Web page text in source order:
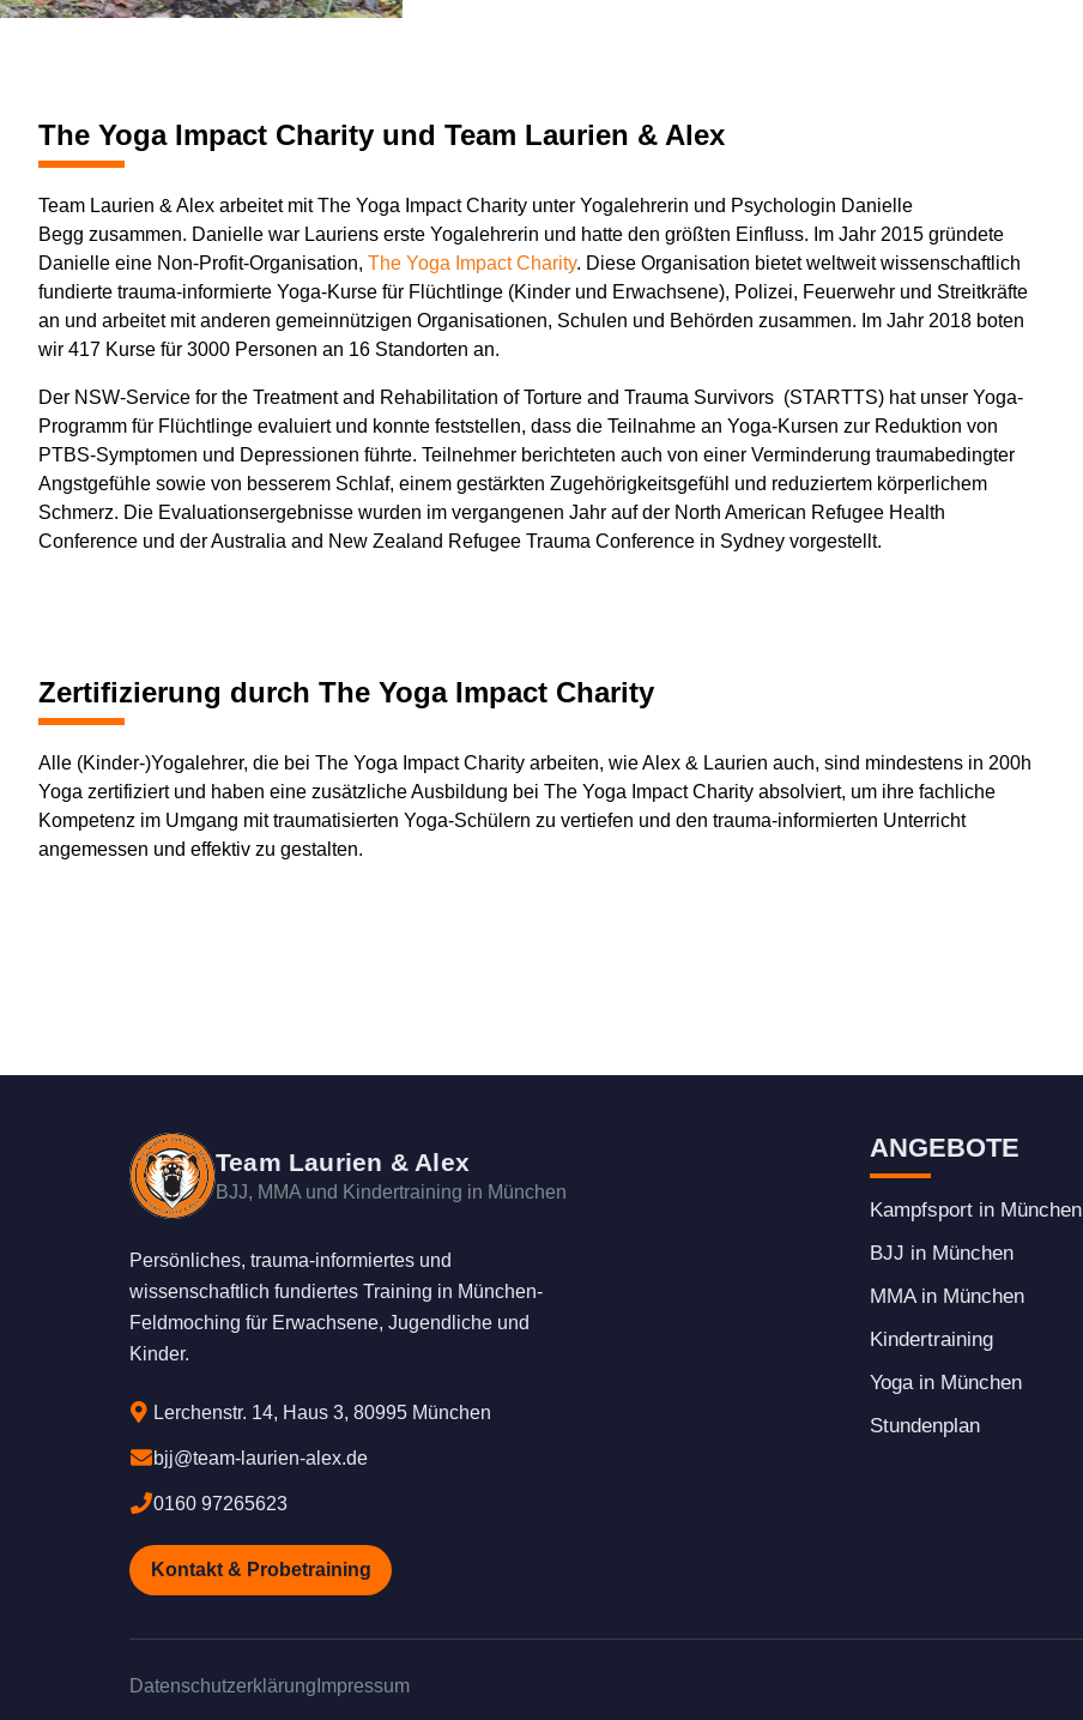
The Yoga Impact Charity und Team Laurien & Alex
Team Laurien & Alex arbeitet mit The Yoga Impact Charity unter Yogalehrerin und Psychologin Danielle
Begg zusammen. Danielle war Lauriens erste Yogalehrerin und hatte den größten Einfluss. Im Jahr 2015 gründete
Danielle eine Non-Profit-Organisation, The Yoga Impact Charity. Diese Organisation bietet weltweit wissenschaftlich
fundierte trauma-informierte Yoga-Kurse für Flüchtlinge (Kinder und Erwachsene), Polizei, Feuerwehr und Streitkräfte
an und arbeitet mit anderen gemeinnützigen Organisationen, Schulen und Behörden zusammen. Im Jahr 2018 boten
wir 417 Kurse für 3000 Personen an 16 Standorten an.
Der NSW-Service for the Treatment and Rehabilitation of Torture and Trauma Survivors (STARTTS) hat unser Yoga-
Programm für Flüchtlinge evaluiert und konnte feststellen, dass die Teilnahme an Yoga-Kursen zur Reduktion von
PTBS-Symptomen und Depressionen führte. Teilnehmer berichteten auch von einer Verminderung traumabedingter
Angstgefühle sowie von besserem Schlaf, einem gestärkten Zugehörigkeitsgefühl und reduziertem körperlichem
Schmerz. Die Evaluationsergebnisse wurden im vergangenen Jahr auf der North American Refugee Health
Conference und der Australia and New Zealand Refugee Trauma Conference in Sydney vorgestellt.
Zertifizierung durch The Yoga Impact Charity
Alle (Kinder-)Yogalehrer, die bei The Yoga Impact Charity arbeiten, wie Alex & Laurien auch, sind mindestens in 200h
Yoga zertifiziert und haben eine zusätzliche Ausbildung bei The Yoga Impact Charity absolviert, um ihre fachliche
Kompetenz im Umgang mit traumatisierten Yoga-Schülern zu vertiefen und den trauma-informierten Unterricht
angemessen und effektiv zu gestalten.
Team Laurien & Alex
BJJ, MMA und Kindertraining in München
Persönliches, trauma-informiertes und
wissenschaftlich fundiertes Training in München-
Feldmoching für Erwachsene, Jugendliche und
Kinder.
Lerchenstr. 14, Haus 3, 80995 München
bjj@team-laurien-alex.de
0160 97265623
Kontakt & Probetraining
ANGEBOTE
Kampfsport in München
BJJ in München
MMA in München
Kindertraining
Yoga in München
Stundenplan
Datenschutzerklärung Impressum